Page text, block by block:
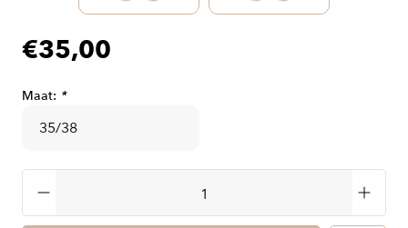
€35,00
Maat: *